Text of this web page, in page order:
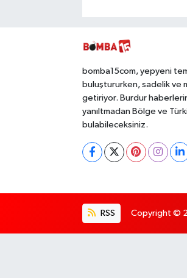
bomba15com, yepyeni
buluştururken, sadelik ve
getiriyor. Burdur
yanıltmadan Bölge ve
bulabileceksiniz.
RSS Copyright ©